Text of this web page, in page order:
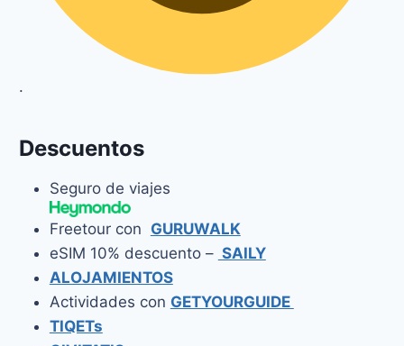
.
Descuentos
Seguro de viajes
Freetour con GURUWALK
eSIM 10% descuento – SAILY
ALOJAMIENTOS
Actividades con GETYOURGUIDE
TIQETs